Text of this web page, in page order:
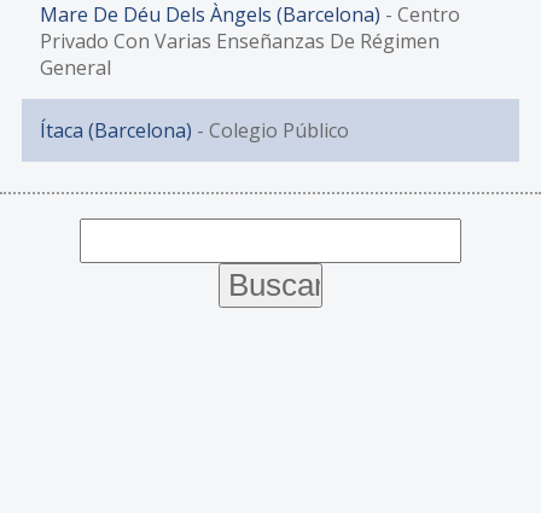
Mare De Déu Dels Àngels (Barcelona) - Centro
Privado Con Varias Enseñanzas De Régimen
General
Ítaca (Barcelona) - Colegio Público